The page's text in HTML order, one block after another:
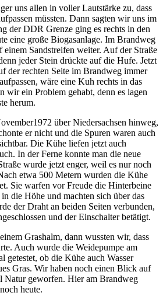
uns allen in voller Lautstärke zu, dass
müssten. Dann sagten wir uns im
der DDR Grenze ging es rechts in den
eine große Biogasanlage. Im Brandweg
einem Sandstreifen weiter. Auf der Straße
jeder Stein drückte auf die Hufe. Jetzt
der rechten Seite im Brandweg immer
wäre eine Kuh rechts in das
wir ein Problem gehabt, denn es lagen
herum.
über Niedersachsen hinweg,
er nicht und die Spuren waren auch
Die Kühe liefen jetzt auch
In der Ferne konnte man die neue
wurde jetzt enger, weil es nur noch
etwa 500 Metern wurden die Kühe
Sie warfen vor Freude die Hinterbeine
die Höhe und machten sich über das
der Draht an beiden Seiten verbunden,
und der Einschalter betätigt.
Grashalm, dann wussten wir, dass
Auch wurde die Weidepumpe am
getestet, ob die Kühe auch Wasser
Gras. Wir haben noch einen Blick auf
Natur geworfen. Hier am Brandweg
heute.